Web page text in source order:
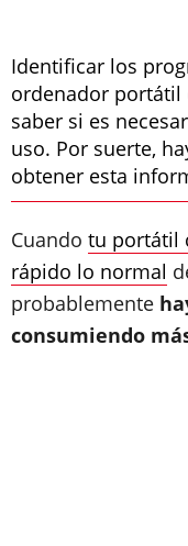
Identificar los
ordenador portátil
saber si es
uso. Por suerte,
obtener esta
Cuando tu portátil
rápido lo normal
probablemente
consumiendo